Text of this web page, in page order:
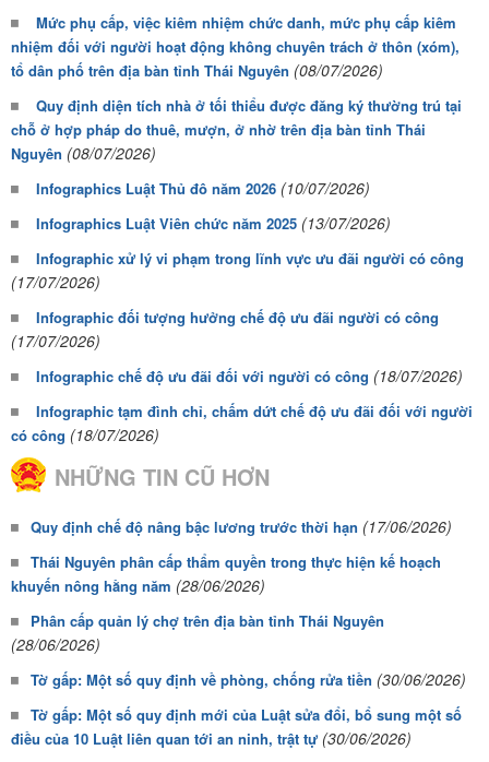
Mức phụ cấp, việc kiêm nhiệm chức danh, mức phụ cấp kiêm
nhiệm đối với người hoạt động không chuyên trách ở thôn (xóm),
tổ dân phố trên địa bàn tỉnh Thái Nguyên (08/07/2026)
Quy định diện tích nhà ở tối thiểu được đăng ký thường trú tại
chỗ ở hợp pháp do thuê, mượn, ở nhờ trên địa bàn tỉnh Thái
Nguyên (08/07/2026)
Infographics Luật Thủ đô năm 2026 (10/07/2026)
Infographics Luật Viên chức năm 2025 (13/07/2026)
Infographic xử lý vi phạm trong lĩnh vực ưu đãi người có công
(17/07/2026)
Infographic đối tượng hưởng chế độ ưu đãi người có công
(17/07/2026)
Infographic chế độ ưu đãi đối với người có công (18/07/2026)
Infographic tạm đình chỉ, chấm dứt chế độ ưu đãi đối với người
có công (18/07/2026)
NHỮNG TIN CŨ HƠN
Quy định chế độ nâng bậc lương trước thời hạn (17/06/2026)
Thái Nguyên phân cấp thẩm quyền trong thực hiện kế hoạch
khuyến nông hằng năm (28/06/2026)
Phân cấp quản lý chợ trên địa bàn tỉnh Thái Nguyên
(28/06/2026)
Tờ gấp: Một số quy định về phòng, chống rửa tiền (30/06/2026)
Tờ gấp: Một số quy định mới của Luật sửa đổi, bổ sung một số
điều của 10 Luật liên quan tới an ninh, trật tự (30/06/2026)